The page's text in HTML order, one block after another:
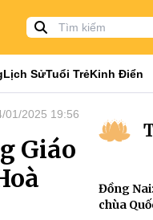
Lịch SửTuổi TrẻKinh Điển
01/2025 19:56
Giáo
Đồng
chùa